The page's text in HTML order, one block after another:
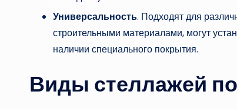
Универсальность. Подходят для
строительными материалами, могут
наличии специального покрытия.
Виды стеллажей